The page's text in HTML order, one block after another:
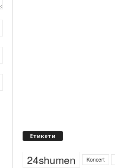
Етикети
24shumen Koncert